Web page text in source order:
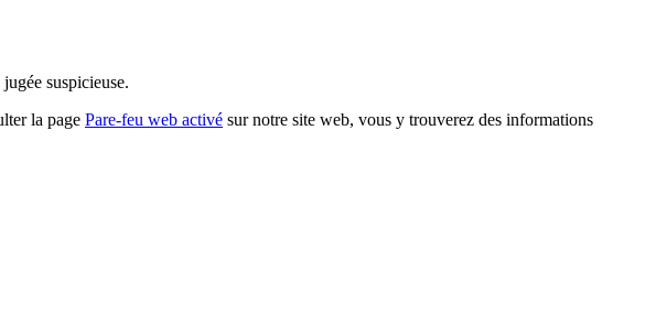
suspicieuse.
la page Pare-feu web activé sur notre site web, vous y trouverez des informations